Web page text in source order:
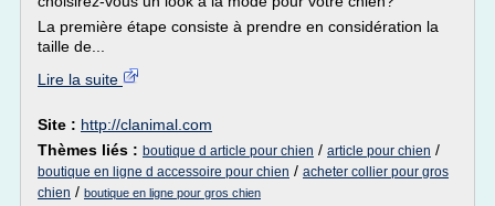
La première étape consiste à prendre en considération la
taille de...
Lire la suite
Site : http://clanimal.com
Thèmes liés : boutique d article pour chien / article pour chien /
boutique en ligne d accessoire pour chien / acheter collier pour gros
chien / boutique en ligne pour gros chien